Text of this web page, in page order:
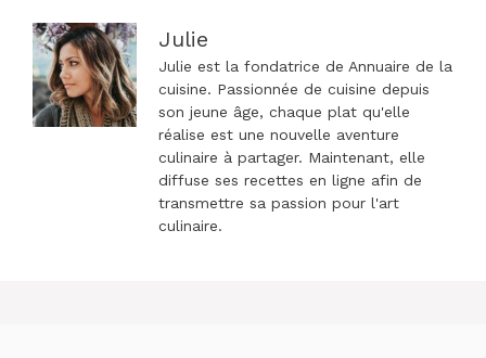
Julie
Julie est la fondatrice de Annuaire de la
cuisine. Passionnée de cuisine depuis
son jeune âge, chaque plat qu'elle
réalise est une nouvelle aventure
culinaire à partager. Maintenant, elle
diffuse ses recettes en ligne afin de
transmettre sa passion pour l'art
culinaire.